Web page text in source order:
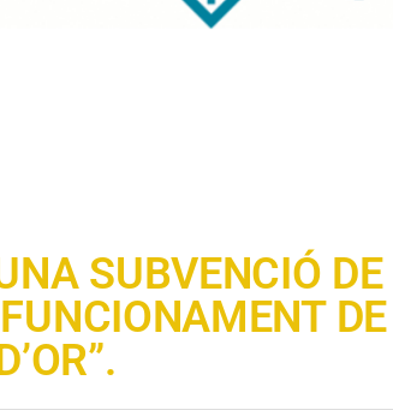
SUBVENCIÓ